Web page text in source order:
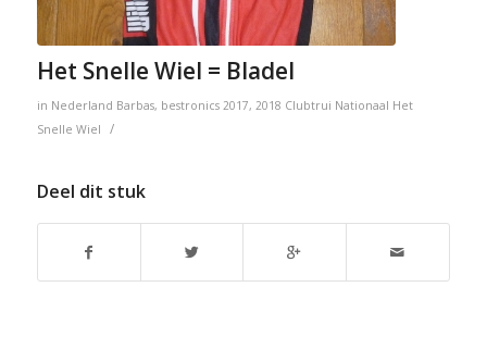
Het Snelle Wiel = Bladel
in Nederland Barbas, bestronics 2017, 2018 Clubtrui Nationaal Het
Snelle Wiel
/
Deel dit stuk